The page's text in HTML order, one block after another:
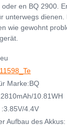
en BQ 2900.
unterwegs
wie gewohnt
Marke:BQ
10.81WH
4.4V
Aufbau des